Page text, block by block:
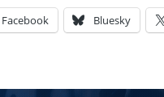
Facebook Bluesky